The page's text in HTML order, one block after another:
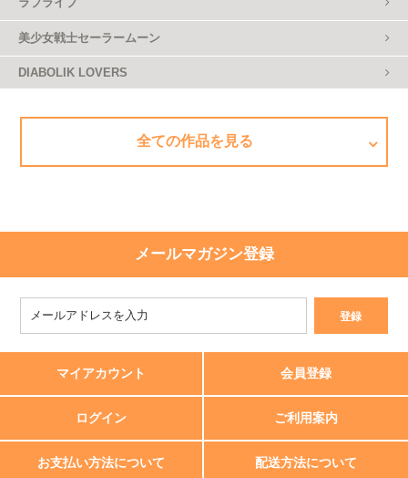
美少女戦士セーラームーン
DIABOLIK LOVERS
全ての作品を見る
メールマガジン登録
マイアカウント 会員登録
ログイン ご利用案内
お支払い方法について 配送方法について